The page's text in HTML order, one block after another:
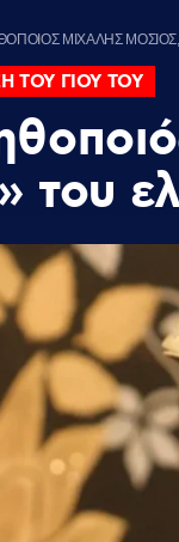
ΜΙΧΑΛΗΣ
ΤΟΥ ΓΙΟΥ ΤΟΥ
του